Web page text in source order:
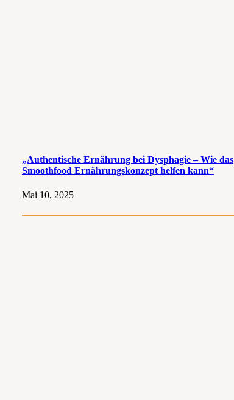
„Authentische Ernährung bei Dysphagie – Wie das
Smoothfood Ernährungskonzept helfen kann“
Mai 10, 2025